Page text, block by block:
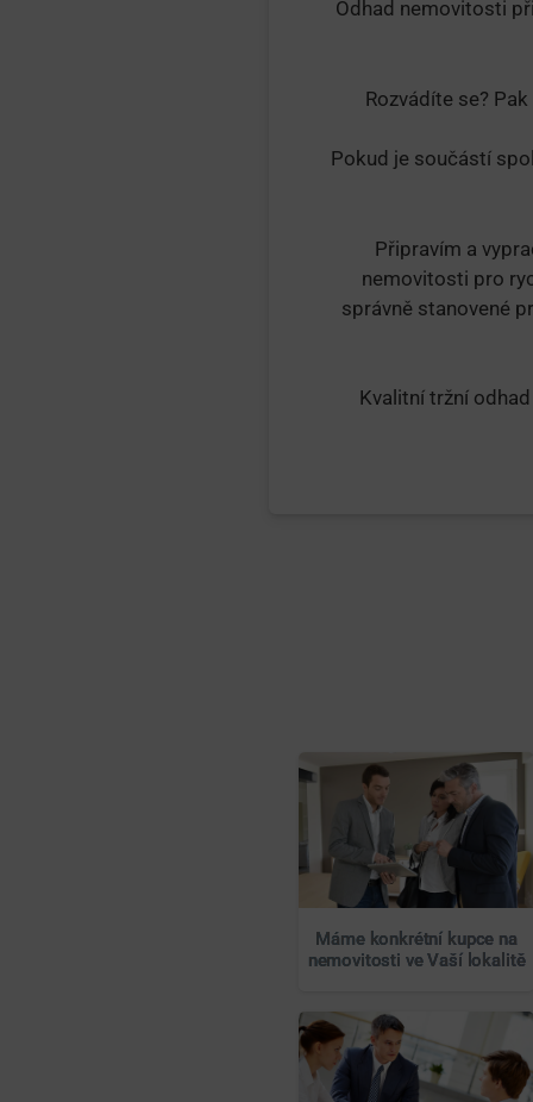
Odhad nemovitosti
Rozvádíte se?
Pokud je součástí
Připravím a
nemovitosti pro
správně stanovené
Kvalitní tržní
Máme konkrétní kupce na
nemovitosti ve Vaší lokalitě